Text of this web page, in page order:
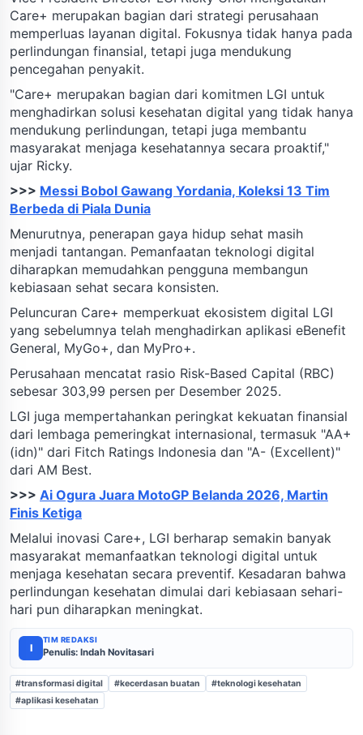
Care+ merupakan bagian dari strategi perusahaan
memperluas layanan digital. Fokusnya tidak hanya pada
perlindungan finansial, tetapi juga mendukung
pencegahan penyakit.
"Care+ merupakan bagian dari komitmen LGI untuk
menghadirkan solusi kesehatan digital yang tidak hanya
mendukung perlindungan, tetapi juga membantu
masyarakat menjaga kesehatannya secara proaktif,"
ujar Ricky.
>>> Messi Bobol Gawang Yordania, Koleksi 13 Tim
Berbeda di Piala Dunia
Menurutnya, penerapan gaya hidup sehat masih
menjadi tantangan. Pemanfaatan teknologi digital
diharapkan memudahkan pengguna membangun
kebiasaan sehat secara konsisten.
Peluncuran Care+ memperkuat ekosistem digital LGI
yang sebelumnya telah menghadirkan aplikasi eBenefit
General, MyGo+, dan MyPro+.
Perusahaan mencatat rasio Risk-Based Capital (RBC)
sebesar 303,99 persen per Desember 2025.
LGI juga mempertahankan peringkat kekuatan finansial
dari lembaga pemeringkat internasional, termasuk "AA+
(idn)" dari Fitch Ratings Indonesia dan "A- (Excellent)"
dari AM Best.
>>> Ai Ogura Juara MotoGP Belanda 2026, Martin
Finis Ketiga
Melalui inovasi Care+, LGI berharap semakin banyak
masyarakat memanfaatkan teknologi digital untuk
menjaga kesehatan secara preventif. Kesadaran bahwa
perlindungan kesehatan dimulai dari kebiasaan sehari-
hari pun diharapkan meningkat.
I
TIM REDAKSI
Penulis: Indah Novitasari
#transformasi digital #kecerdasan buatan
#teknologi kesehatan
#aplikasi kesehatan